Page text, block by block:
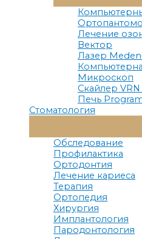
Лечение
Вектор
Лазер
Микроскоп
Скайлер VRN
Печь
Стоматология
Обследование
Профилактика
Ортодонтия
Лечение кариеса
Терапия
Ортопедия
Хирургия
Имплантология
Пародонтология